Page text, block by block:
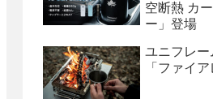
空断熱 カ
ー」登場
ユニフレ
「ファイア